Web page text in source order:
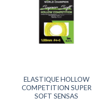
ELASTIQUE HOLLOW
COMPETITION SUPER
SOFT SENSAS